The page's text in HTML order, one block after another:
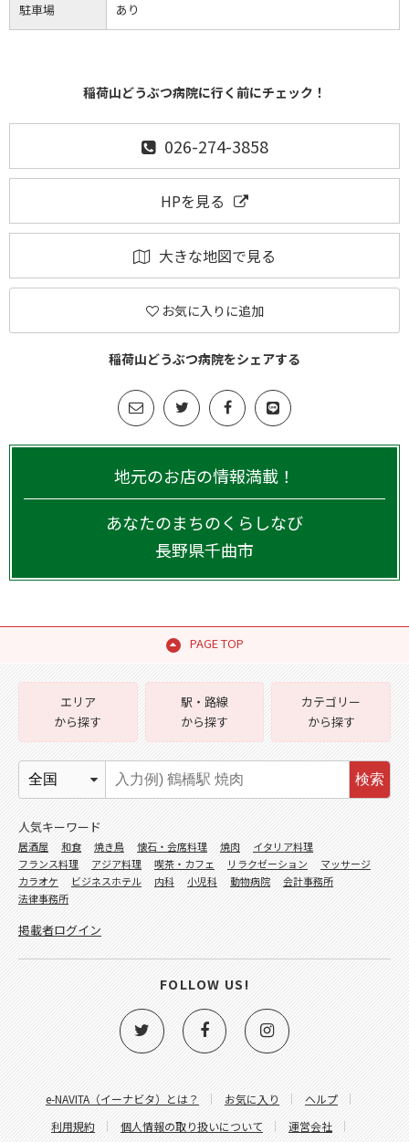
駐車場 あり
稲荷山どうぶつ病院に行く前にチェック！
026-274-3858
HPを見る
大きな地図で見る
お気に入りに追加
稲荷山どうぶつ病院をシェアする
地元のお店の情報満載！
あなたのまちのくらしなび
長野県千曲市
PAGE TOP
e-NAVITA（イーナビタ）とは？ お気に入り
ヘルプ
利用規約
個人情報の取り扱いについて 運営会社
エリア
から探す
駅・路線
から探す
カテゴリー
から探す
検索
人気キーワード
居酒屋 和食 焼き鳥 懐石・会席料理 焼肉
イタリア料理
フランス料理
アジア料理 喫茶・カフェ リラクゼーション
マッサージ
カラオケ
ビジネスホテル 内科 小児科 動物病院
会計事務所
法律事務所
掲載者ログイン
FOLLOW US!